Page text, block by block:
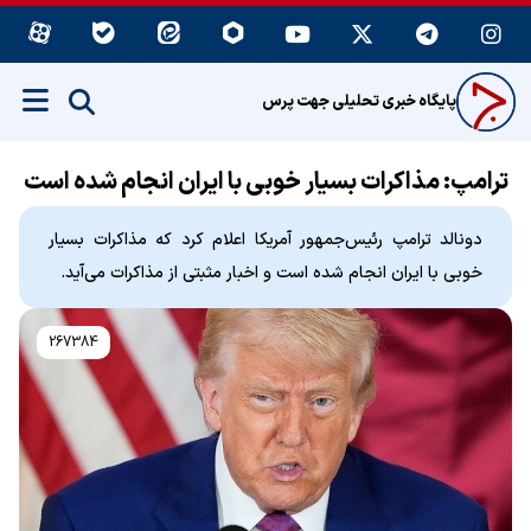
پایگاه خبری تحلیلی جهت پرس
ترامپ: مذاکرات بسیار خوبی با ایران انجام شده است
دونالد ترامپ رئیس‌جمهور آمریکا اعلام کرد که مذاکرات بسیار
خوبی با ایران انجام شده است و اخبار مثبتی از مذاکرات می‌آید.
267384